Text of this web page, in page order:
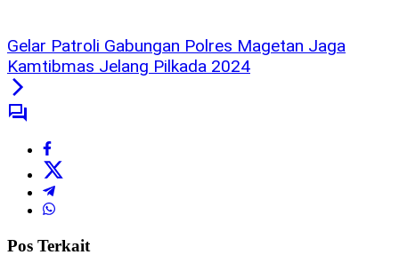
Gelar Patroli Gabungan Polres Magetan Jaga
Kamtibmas Jelang Pilkada 2024
Pos Terkait